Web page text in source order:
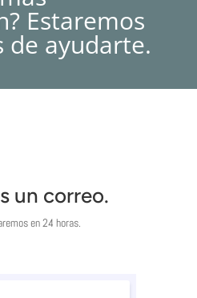
Estaremos
de ayudarte.
un correo.
en 24 horas.